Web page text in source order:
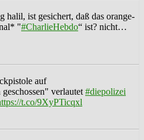
halil, ist gesichert, daß das orange-
"#CharlieHebdo“ ist? nicht…
auf
verlautet #diepolizei
t.co/9XyPTicqxl